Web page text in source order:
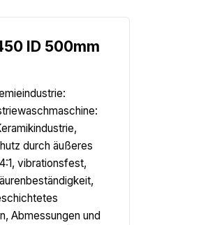
ID 500mm
durch äußeres
vibrationsfest,
Abmessungen und